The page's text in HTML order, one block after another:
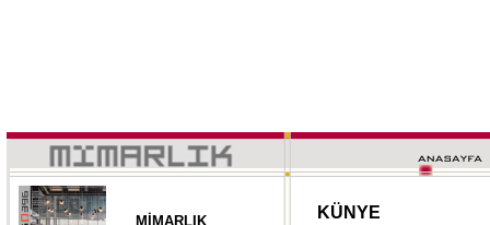
MİMARLIK KÜNYE